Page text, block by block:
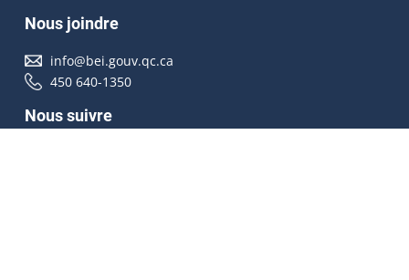
Nous joindre
info@bei.gouv.qc.ca
450 640-1350
Nous suivre